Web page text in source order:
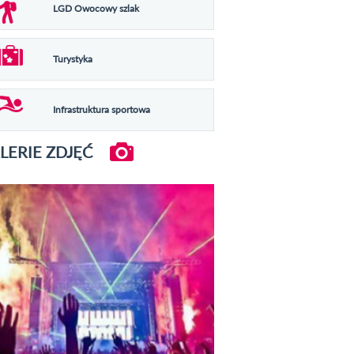
LGD Owocowy szlak
Turystyka
Infrastruktura sportowa
ZDJĘĆ